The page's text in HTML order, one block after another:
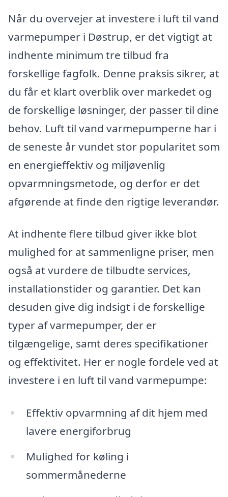
Når du overvejer at investere i luft til vand
varmepumper i Døstrup, er det vigtigt at
indhente minimum tre tilbud fra
forskellige fagfolk. Denne praksis sikrer, at
du får et klart overblik over markedet og
de forskellige løsninger, der passer til dine
behov. Luft til vand varmepumperne har i
de seneste år vundet stor popularitet som
en energieffektiv og miljøvenlig
opvarmningsmetode, og derfor er det
afgørende at finde den rigtige leverandør.
At indhente flere tilbud giver ikke blot
mulighed for at sammenligne priser, men
også at vurdere de tilbudte services,
installationstider og garantier. Det kan
desuden give dig indsigt i de forskellige
typer af varmepumper, der er
tilgængelige, samt deres specifikationer
og effektivitet. Her er nogle fordele ved at
investere i en luft til vand varmepumpe:
Effektiv opvarmning af dit hjem med
lavere energiforbrug
Mulighed for køling i
sommermånederne